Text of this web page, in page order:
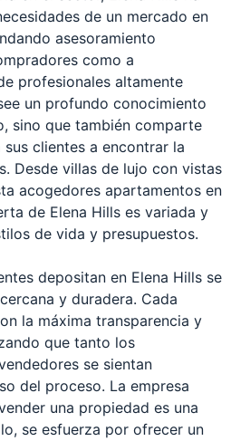
de un mercado en
asesoramiento
como a
profesionales altamente
un profundo conocimiento
sino que también comparte
clientes a encontrar la
Desde villas de lujo con vistas
acogedores apartamentos en
de Elena Hills es variada y
de vida y presupuestos.
depositan en Elena Hills se
y duradera. Cada
la máxima transparencia y
que tanto los
se sientan
del proceso. La empresa
una propiedad es una
se esfuerza por ofrecer un